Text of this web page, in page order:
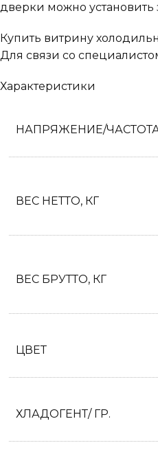
дверки можно установить
Купить витрину
Для связи со
Характеристики
НАПРЯЖЕНИЕ/
ВЕС НЕТТО, КГ
ВЕС БРУТТО, КГ
ЦВЕТ
ХЛАДОГЕНТ/ ГР.